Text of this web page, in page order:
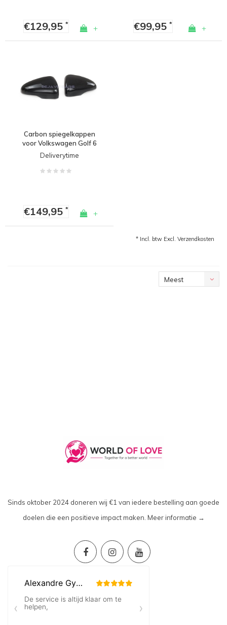
€129,95* + €99,95* +
Carbon spiegelkappen
voor Volkswagen Golf 6
Deliverytime
€149,95* +
* Incl. btw Excl. Verzendkosten
Meest
Sinds oktober 2024 doneren wij €1 van iedere bestelling aan goede
doelen die een positieve impact maken. Meer informatie →